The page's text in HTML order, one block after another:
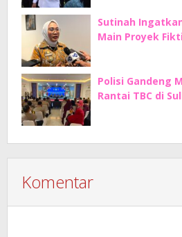
Sutinah
Main Proyek
Polisi Gandeng
Rantai TBC di
Komentar